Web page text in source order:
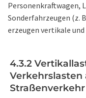
Personenkraftwagen,
Sonderfahrzeugen (z.
erzeugen vertikale
4.3.2
Straßenverkehr